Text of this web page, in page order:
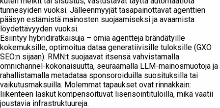
tunnesyiden vuoksi. Jälleenmyyjät tasapainottavat agenttien
pääsyn estämistä mainosten suojaamiseksi ja avaamista
löydettävyyden vuoksi.
Esiintyy hybridiratkaisuja – omia agentteja brändätyille
kokemuksille, optimoitua dataa generatiivisille tuloksille (GXO
SEO:n sijaan). RMN:t suojaavat itsensä vahvistamalla
omnichannel-kokonaisuutta, seuraamalla LLM-mainosmuotoja ja
rahallistamalla metadataa sponsoroiduilla suosituksilla tai
vaikutusmaksuilla. Molemmat tapaukset ovat rinnakkain:
liikenteen laskut kompensoituvat lisensointituloilla, mikä vaatii
joustavia infrastruktuureja.